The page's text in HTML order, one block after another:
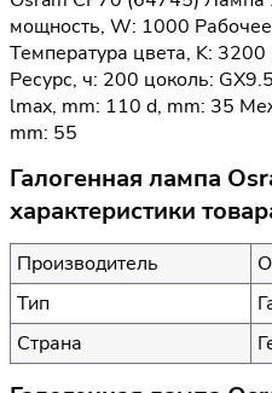
мощность, W: 1000
Температура цвета, K:
Ресурс, ч: 200 цоколь:
lmax, mm: 110 d, mm: 35
mm: 55
Галогенная лампа
характеристики
Производитель
Тип
Страна